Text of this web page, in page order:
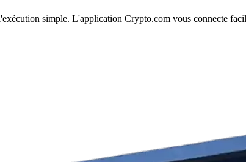
simple. L'application Crypto.com vous connecte